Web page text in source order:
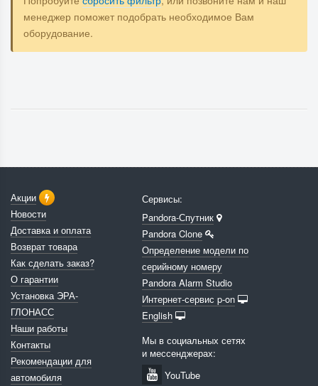
менеджер поможет подобрать необходимое Вам
оборудование.
Акции
Новости
Доставка и оплата
Возврат товара
Как сделать заказ?
О гарантии
Установка ЭРА-
ГЛОНАСС
Наши работы
Контакты
Рекомендации для
автомобиля
Сервисы:
Pandora-Спутник
Pandora Clone
Определение модели по
серийному номеру
Pandora Alarm Studio
Интернет-сервис p-on
English
Мы в социальных сетях
и мессенджерах:
YouTube